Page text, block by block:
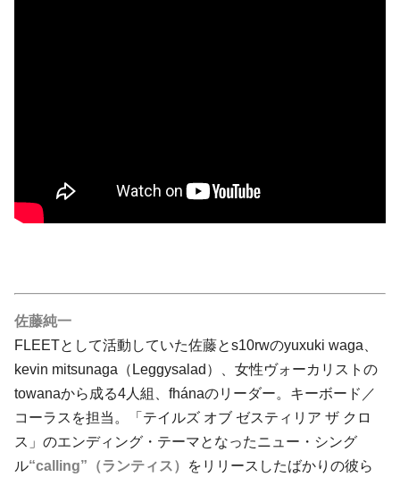
佐藤純一
FLEETとして活動していた佐藤とs10rwのyuxuki waga、
kevin mitsunaga（ Leggysalad ）、女性ヴォーカリストの
towanaから成る4人組、fhánaのリーダー。キーボード／
コーラスを担当。「テイルズ オブ ゼスティリア ザ クロ
ス」のエンディング・テーマとなったニュー・シング
ル“calling”（ランティス）
をリリースしたばかりの彼ら